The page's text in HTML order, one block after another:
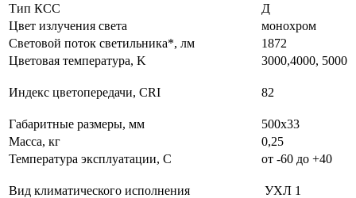
Тип КСС
Д
Цвет излучения света
монохром
Световой поток светильника*, лм
1872
Цветовая температура, K
3000,4000, 5000
Индекс цветопередачи, CRI 82
Габаритные размеры, мм
500х33
Масса, кг
0,25
Температура эксплуатации, С
от -60 до +40
Вид климатического исполнения УХЛ 1